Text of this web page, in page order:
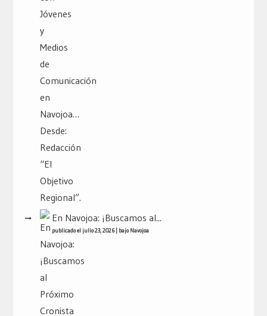
En Navojoa: ¡Buscamos al...
publicado el julio 23, 2026| bajoNavojoa